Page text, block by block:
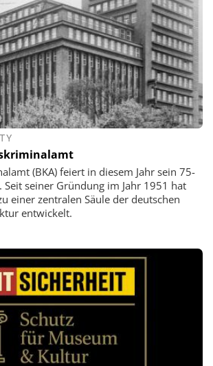
(BKA) feiert in diesem Jahr sein 75-
Seit seiner Gründung im Jahr 1951 hat
einer zentralen Säule der deutschen
entwickelt.